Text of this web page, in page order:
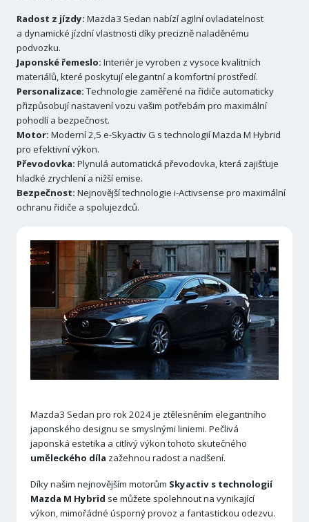
Radost z jízdy: Mazda3 Sedan nabízí agilní ovladatelnost
a dynamické jízdní vlastnosti díky precizně naladěnému
podvozku.
Japonské řemeslo: Interiér je vyroben z vysoce kvalitních
materiálů, které poskytují elegantní a komfortní prostředí.
Personalizace: Technologie zaměřené na řidiče automaticky
přizpůsobují nastavení vozu vašim potřebám pro maximální
pohodlí a bezpečnost.
Motor: Moderní 2,5 e-Skyactiv G s technologií Mazda M Hybrid
pro efektivní výkon.
Převodovka: Plynulá automatická převodovka, která zajišťuje
hladké zrychlení a nižší emise.
Bezpečnost: Nejnovější technologie i-Activsense pro maximální
ochranu řidiče a spolujezdců.
Mazda3 Sedan pro rok 2024 je ztělesněním elegantního
japonského designu se smyslnými liniemi. Pečlivá
japonská estetika a citlivý výkon tohoto skutečného
uměleckého díla zažehnou radost a nadšení.
Díky našim nejnovějším motorům Skyactiv s technologií
Mazda M Hybrid se můžete spolehnout na vynikající
výkon, mimořádné úsporný provoz a fantastickou odezvu.